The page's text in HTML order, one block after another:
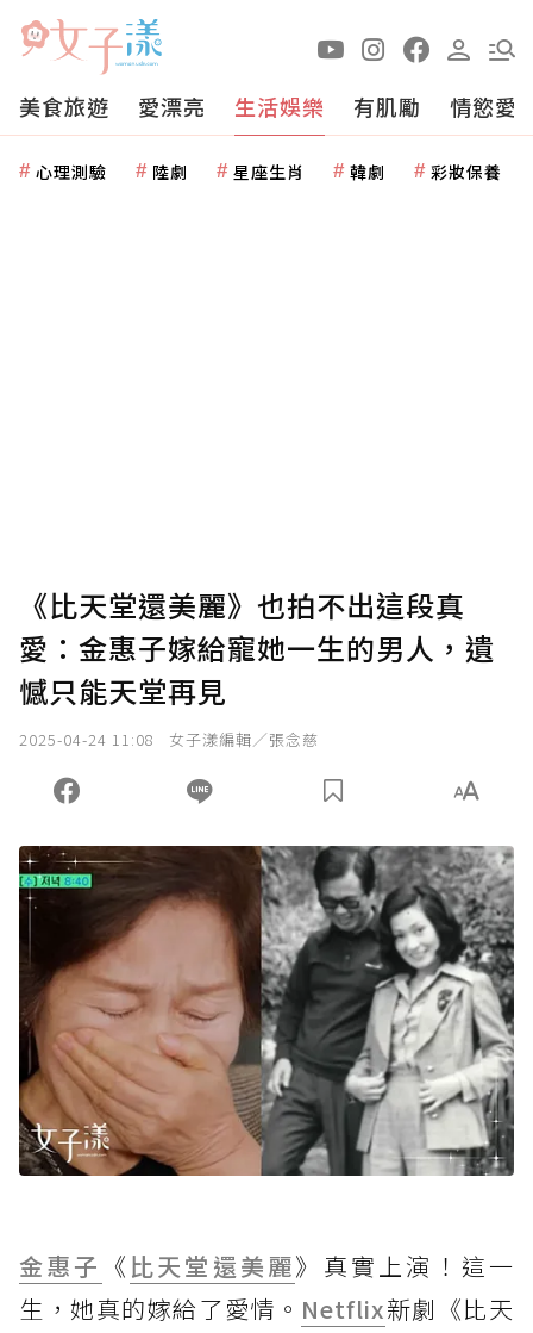
美食旅遊 愛漂亮 生活娛樂 有肌勵 情慾愛
心理測驗 陸劇 星座生肖 韓劇 彩妝保養
《比天堂還美麗》也拍不出這段真
愛：金惠子嫁給寵她一生的男人，遺
憾只能天堂再見
2025-04-24 11:08 女子漾編輯／張念慈
金惠子 《 比天堂還美麗》真實上演！這一
生，她真的嫁給了愛情。 Netflix新劇《比天